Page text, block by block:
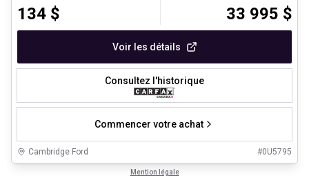
134 $ 33 995 $
Voir les détails
Consultez l'historique
Commencer votre achat
Cambridge Ford #0U5795
Mention légale
Véhicules d'occasion certifiés